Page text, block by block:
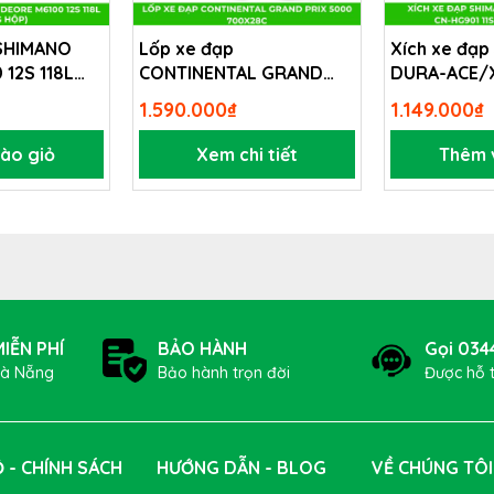
chọn sử dụng, phù hợp cho khách hàng không thích
tiện lợi cho nhiều người trong gia đình sử dụng.
Nệm bọc yên xe đạp Xốp GEL
118L
giỏ
Lốp xe đạp
CONTINENTAL GRAND
PRIX 5000 700x28c
1.590.000₫
Xem chi tiết
Xích xe đạp
DURA-ACE/
HG901 11S
1.149.000₫
Thêm
PHÍ
Nẵng
BẢO HÀNH
Bảo hành trọn đời
Gọi
Được hỗ
- CHÍNH SÁCH HƯỚNG DẪN - BLOG VỀ CHÚNG TÔI